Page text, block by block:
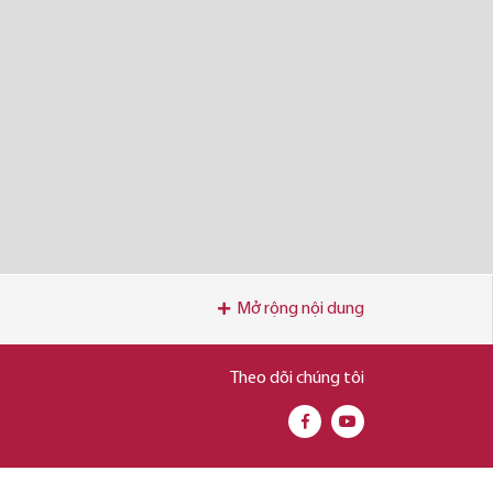
Mở rộng nội dung
Theo dõi chúng tôi